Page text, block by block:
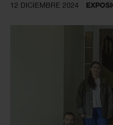
12 DICIEMBRE 2024